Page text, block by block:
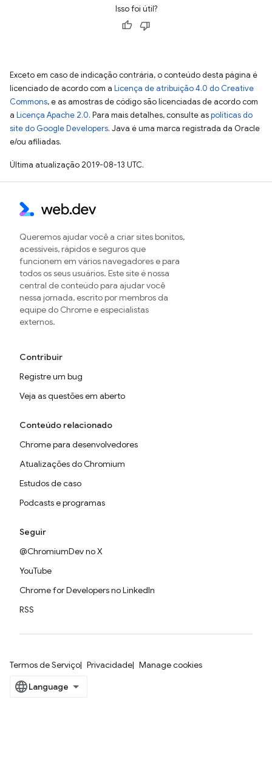
Isso foi útil?
Exceto em caso de indicação contrária, o conteúdo desta página é
licenciado de acordo com a Licença de atribuição 4.0 do Creative
Commons, e as amostras de código são licenciadas de acordo com
a Licença Apache 2.0. Para mais detalhes, consulte aspolíticas do
site do Google Developers. Java é uma marca registrada da Oracle
e/ou afiliadas.
Última atualização 2019-08-13 UTC.
Queremos ajudar você a criar sites bonitos,
acessíveis, rápidos e seguros que
funcionem em vários navegadores e para
todos os seus usuários. Este site é nossa
central de conteúdo para ajudar você
nessa jornada, escrito por membros da
equipe do Chrome e especialistas
externos.
Contribuir
Registre um bug
Veja as questões em aberto
Conteúdo relacionado
Chrome para desenvolvedores
Atualizações do Chromium
Estudos de caso
Podcasts e programas
Seguir
@ChromiumDev no X
YouTube
Chrome for Developers no LinkedIn
RSS
Termos de Serviço Privacidade Manage cookies